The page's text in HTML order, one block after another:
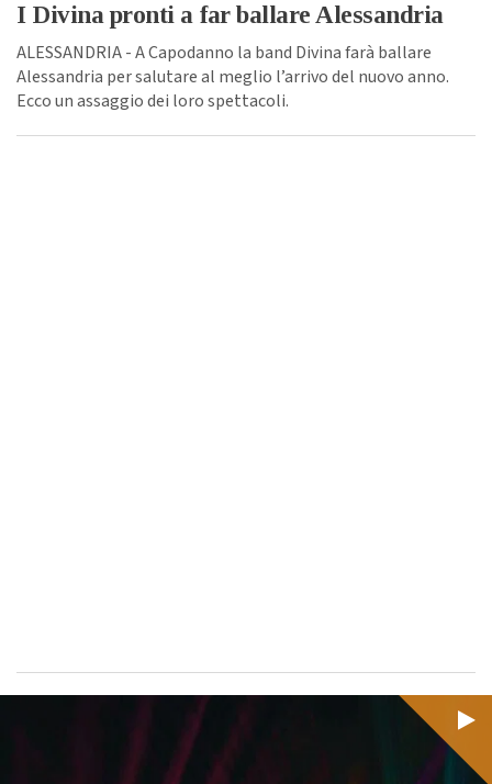
I Divina pronti a far ballare Alessandria
ALESSANDRIA - A Capodanno la band Divina farà ballare
Alessandria per salutare al meglio l’arrivo del nuovo anno.
Ecco un assaggio dei loro spettacoli.